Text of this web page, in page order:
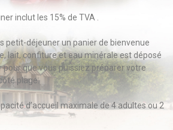
inclut les 15% de TVA .
petit-déjeuner un panier de bienvenue
lait, confiture et eau minérale est déposé
que vous puissiez préparer votre
plage.
d’accueil maximale de 4 adultes ou 2